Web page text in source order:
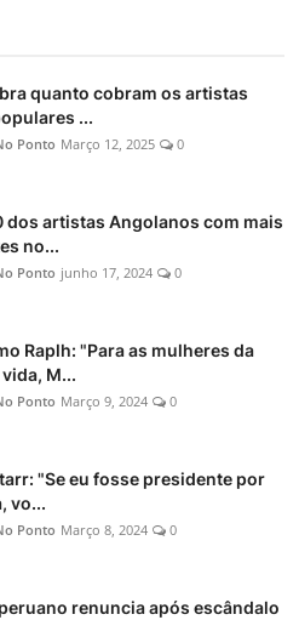
quanto cobram os artistas
...
Ponto Março 12, 2025 0
dos artistas Angolanos com mais
no...
Ponto junho 17, 2024 0
Raplh: "Para as mulheres da
M...
Ponto Março 9, 2024 0
"Se eu fosse presidente por
vo...
Ponto Março 8, 2024 0
renuncia após escândalo